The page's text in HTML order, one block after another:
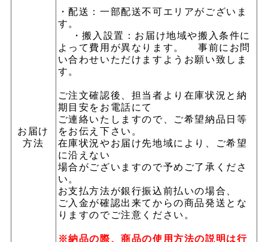
お届け
方法
・配送：一部配送不可エリアがございま
す。
・搬入設置：お届け地域や搬入条件に
よって費用が異なります。 事前にお問
い合わせいただけますようお願い致しま
す。
ご注文確認後、担当者より在庫状況と納
期目安をお電話にて
ご連絡いたしますので、ご希望納品日等
をお伝え下さい。
在庫状況やお届け先地域により、ご希望
に沿えない
場合がございますので予めご了承くださ
い。
お支払方法が銀行振込前払いの場合、
ご入金が確認出来てからの商品発送とな
りますのでご注意ください。
※納品の際、商品の使用方法の説明は行